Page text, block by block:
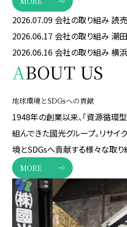
2026.07.09 会社の取り組み 読
2026.06.17 会社の取り組み 潮
2026.06.16 会社の取り組み 横
ABOUT US
地球環境とSDGsへの貢献
1948年の創業以来、「資源循環
組んできた國光グループ。リサイ
境とSDGsへ貢献する様々な取り
MORE